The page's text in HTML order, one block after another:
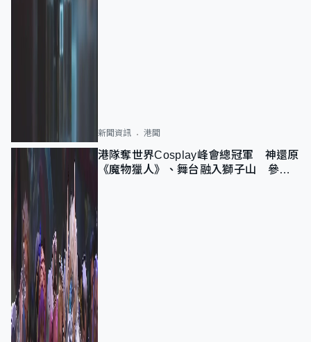
新聞資訊 港聞
港隊奪世界Cosplay峰會總冠軍 神還原
《魔物獵人》、舞台融入獅子山 參賽